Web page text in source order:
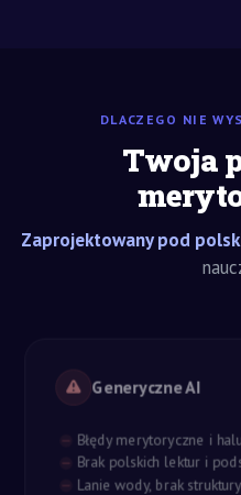
DLACZEGO NIE
Twoja
Zaprojektowany pod
Generyczne AI
Błędy merytoryczne i
Brak polskich lektur i
Lanie wody, brak struktury